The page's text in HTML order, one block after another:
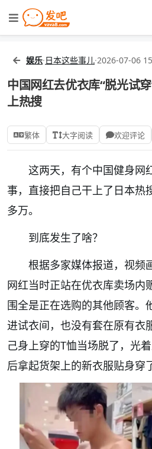
娱乐·日本这些事儿·2026-07-06
中国网红去优衣库“脱光试
上热搜
繁体 大字阅读 欢迎评论
这两天，有个中国健身网
事，直接把自己干上了日本热
多万。
到底发生了啥？
根据多家媒体报道，视频
网红当时正站在优衣库卖场内
围全是正在选购的其他顾客。
进试衣间，也没有套在原有
己身上穿的T恤当场脱了，光
后拿起货架上的新衣服贴身穿